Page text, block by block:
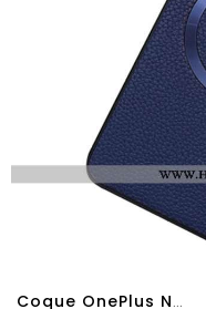
Coque OnePlus Nord 4 Simili Cuir Litchi Compatible MagSafe